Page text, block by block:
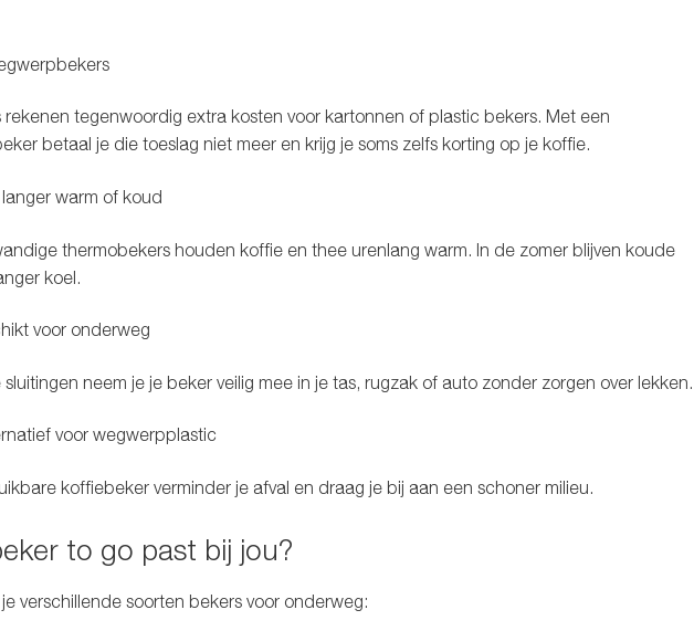
rekenen tegenwoordig extra kosten voor kartonnen of plastic bekers. Met een
betaal je die toeslag niet meer en krijg je soms zelfs korting op je koffie.
warm of koud
thermobekers houden koffie en thee urenlang warm. In de zomer blijven koude
koel.
voor onderweg
sluitingen neem je je beker veilig mee in je tas, rugzak of auto zonder zorgen over lekken.
voor wegwerpplastic
koffiebeker verminder je afval en draag je bij aan een schoner milieu.
to go past bij jou?
verschillende soorten bekers voor onderweg: